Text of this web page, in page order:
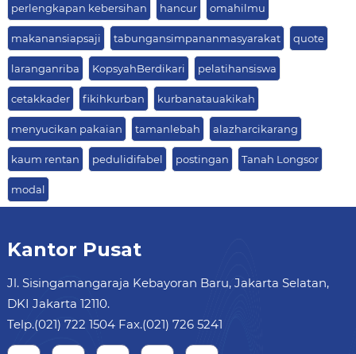
perlengkapan kebersihan hancur omahilmu
makanansiapsaji tabungansimpananmasyarakat quote
laranganriba KopsyahBerdikari pelatihansiswa
cetakkader fikihkurban kurbanatauakikah
menyucikan pakaian tamanlebah alazharcikarang
kaum rentan pedulidifabel postingan Tanah Longsor
modal
Kantor Pusat
Jl. Sisingamangaraja Kebayoran Baru, Jakarta Selatan,
DKI Jakarta 12110.
Telp.(021) 722 1504 Fax.(021) 726 5241